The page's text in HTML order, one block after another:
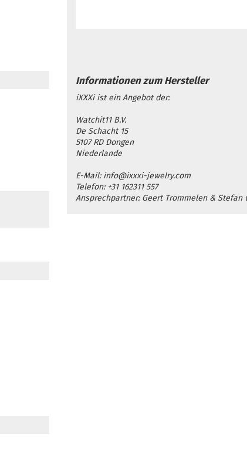
iXXXi ist ein Angebot der:
Watchit11 B.V.
De Schacht 15
5107 RD Dongen
Niederlande
E-Mail: info@ixxxi-jewelry.com
Telefon: +31 162311 557
Ansprechpartner: Geert Trommelen & Stefan